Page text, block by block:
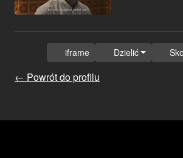
← Powrót do profilu
iframe Dzielić